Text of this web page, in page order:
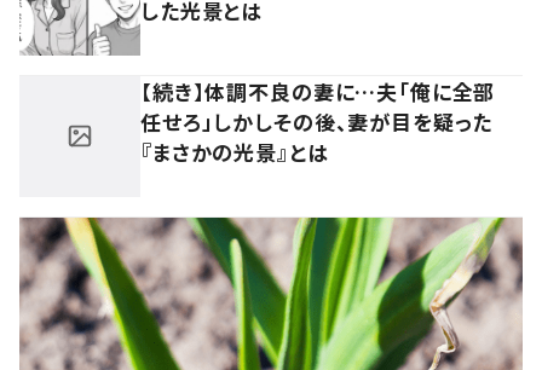
した光景とは
【続き】体調不良の妻に…夫「俺に全部
任せろ」しかしその後、妻が目を疑った
『まさかの光景』とは